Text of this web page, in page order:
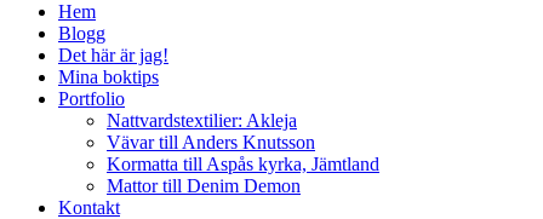
Hem
Blogg
Det här är jag!
Mina boktips
Portfolio
Nattvardstextilier: Akleja
Vävar till Anders Knutsson
Kormatta till Aspås kyrka, Jämtland
Mattor till Denim Demon
Kontakt